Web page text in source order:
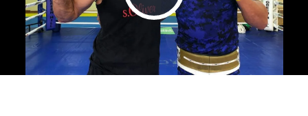
Play Video